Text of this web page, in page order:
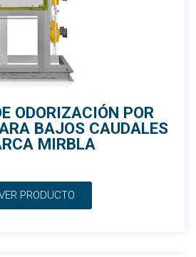
ODORIZACIÓN POR
BAJOS CAUDALES
MIRBLA
PRODUCTO